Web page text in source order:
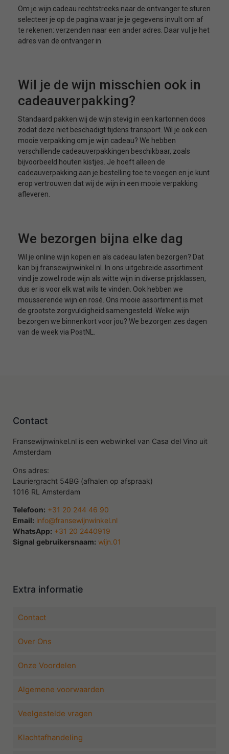
Om je wijn cadeau rechtstreeks naar de ontvanger te sturen
selecteer je op de pagina waar je je gegevens invult om af
te rekenen: verzenden naar een ander adres. Daar vul je het
adres van de ontvanger in.
Wil je de wijn misschien ook in
cadeauverpakking?
Standaard pakken wij de wijn stevig in een kartonnen doos
zodat deze niet beschadigt tijdens transport. Wil je ook een
mooie verpakking om je wijn cadeau? We hebben
verschillende cadeauverpakkingen beschikbaar, zoals
bijvoorbeeld houten kistjes. Je hoeft alleen de
cadeauverpakking aan je bestelling toe te voegen en je kunt
erop vertrouwen dat wij de wijn in een mooie verpakking
afleveren.
We bezorgen bijna elke dag
Wil je online wijn kopen en als cadeau laten bezorgen? Dat
kan bij fransewijnwinkel.nl. In ons uitgebreide assortiment
vind je zowel rode wijn als witte wijn in diverse prijsklassen,
dus er is voor elk wat wils te vinden. Ook hebben we
mousserende wijn en rosé. Ons mooie assortiment is met
de grootste zorgvuldigheid samengesteld. Welke wijn
bezorgen we binnenkort voor jou? We bezorgen zes dagen
van de week via PostNL.
Contact
Fransewijnwinkel.nl is een webwinkel van Casa del Vino uit
Amsterdam
Ons adres:
Lauriergracht 54BG (afhalen op afspraak)
1016 RL Amsterdam
Telefoon: +31 20 244 46 90
Email: info@fransewijnwinkel.nl
WhatsApp: +31 20 2440919
Signal gebruikersnaam: wijn.01
Extra informatie
Contact
Over Ons
Onze Voordelen
Algemene voorwaarden
Veelgestelde vragen
Klachtafhandeling